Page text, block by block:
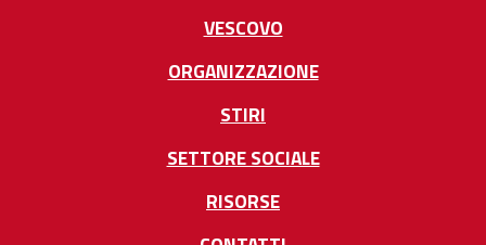
VESCOVO
ORGANIZZAZIONE
STIRI
SETTORE SOCIALE
RISORSE